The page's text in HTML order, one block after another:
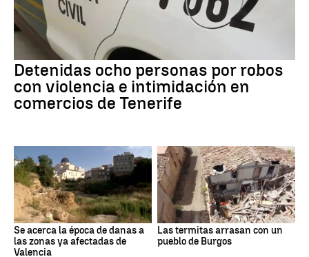
Detenidas ocho personas por robos
con violencia e intimidación en
comercios de Tenerife
Se acerca la época de danas a
las zonas ya afectadas de
Valencia
Las termitas arrasan con un
pueblo de Burgos